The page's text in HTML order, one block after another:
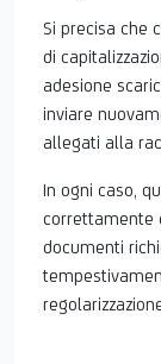
Si precisa che
di
adesione
inviare
allegati alla
In ogni caso,
correttamente
documenti